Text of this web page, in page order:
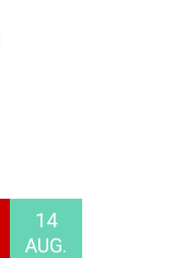
14
AUG.